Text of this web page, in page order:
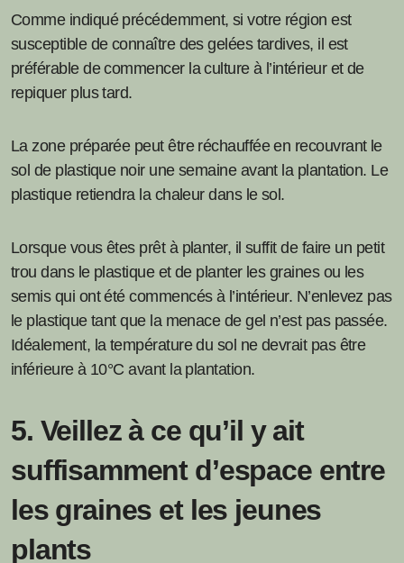
Comme indiqué précédemment, si votre région est
susceptible de connaître des gelées tardives, il est
préférable de commencer la culture à l’intérieur et de
repiquer plus tard.
La zone préparée peut être réchauffée en recouvrant le
sol de plastique noir une semaine avant la plantation. Le
plastique retiendra la chaleur dans le sol.
Lorsque vous êtes prêt à planter, il suffit de faire un petit
trou dans le plastique et de planter les graines ou les
semis qui ont été commencés à l’intérieur. N’enlevez pas
le plastique tant que la menace de gel n’est pas passée.
Idéalement, la température du sol ne devrait pas être
inférieure à 10°C avant la plantation.
5. Veillez à ce qu’il y ait
suffisamment d’espace entre
les graines et les jeunes
plants